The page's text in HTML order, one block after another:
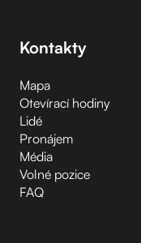
Kontakty
Mapa
Otevírací hodiny
Lidé
Pronájem
Média
Volné pozice
FAQ